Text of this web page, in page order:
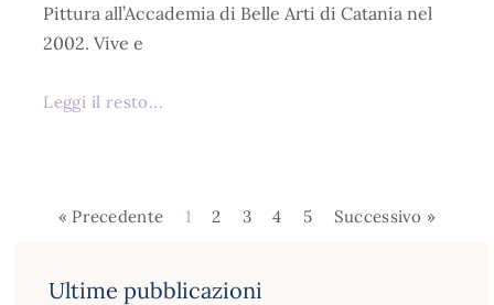
Pittura all’Accademia di Belle Arti di Catania nel
2002. Vive e
Leggi il resto...
« Precedente 1 2 3 4 5 Successivo »
Ultime pubblicazioni